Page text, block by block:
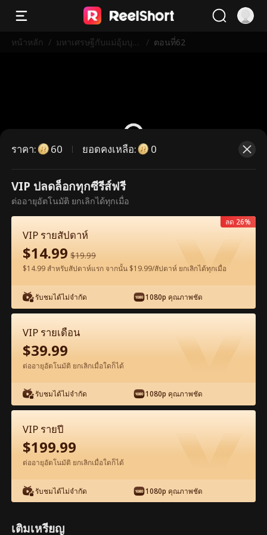
หน้าหลัก / มหาเศรษฐีกับแม่อุ้มบุญ
/ ตอนที่62
ตอนนี้เป็นตอนพรีเมียม กรุณาปลดล็อก
เพื่อรับชม
ดูฟรีในแอป
ตอน62-ภาพยนตร์ มหาเศรษฐีกับแม่อุ้มบุญ
เวอร์จิ้น เต็มเรื่อง ภาพยนตร์เต็มเรื่อง
0-49 50-64
60 62 63
ราคา: 60 ยอดคงเหลือ: 0
VIP ปลดล็อกทุกซีรีส์ฟรี
ต่ออายุอัตโนมัติ ยกเลิกได้ทุกเมื่อ
VIP รายสัปดาห์
$14.99 $19.99
$14.99 สำหรับสัปดาห์แรก จากนั้น $19.99/สัปดาห์ ยกเลิกได้ทุกเมื่อ
รับชมได้ไม่จำกัด 1080p คุณภาพชัด
ลด 26%
VIP รายเดือน
$39.99
ต่ออายุอัตโนมัติ ยกเลิกเมื่อใดก็ได้
รับชมได้ไม่จำกัด 1080p คุณภาพชัด
VIP รายปี
$199.99
ต่ออายุอัตโนมัติ ยกเลิกเมื่อใดก็ได้
รับชมได้ไม่จำกัด 1080p คุณภาพชัด
เติมเหรียญ